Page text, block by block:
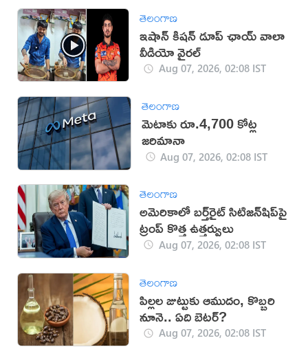
తెలంగాణ
ఇషాన్ కిషన్ డూప్ ఛాయ్ వాలా
వీడియో వైరల్
Aug 07, 2026, 02:08 IST
తెలంగాణ
మెటాకు రూ.4,700 కోట్ల
జరిమానా
Aug 07, 2026, 02:08 IST
తెలంగాణ
అమెరికాలో బర్త్‌రైట్ సిటిజన్‌షిప్‌పై
ట్రంప్ కొత్త ఉత్తర్వులు
Aug 07, 2026, 02:08 IST
తెలంగాణ
పిల్లల జుట్టుకు ఆముదం, కొబ్బరి
నూనె.. ఏది బెటర్?
Aug 07, 2026, 02:08 IST